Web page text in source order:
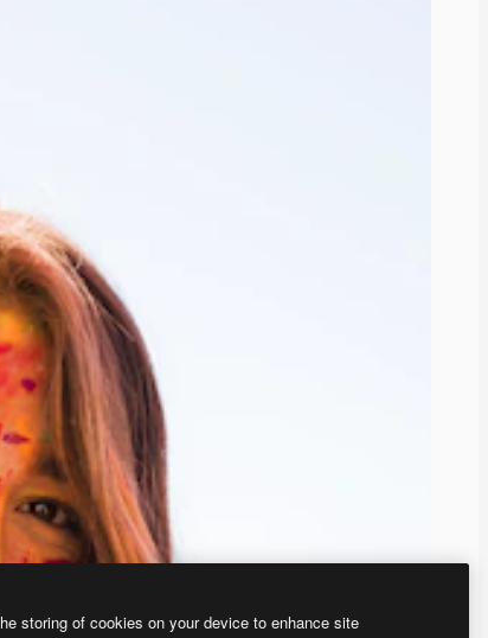
storing of cookies on your device to enhance site